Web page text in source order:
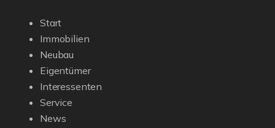
Start
Immobilien
Neubau
Eigentümer
Interessenten
Service
News